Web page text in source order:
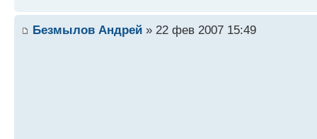
Безмылов Андрей » 22 фев 2007 15:49